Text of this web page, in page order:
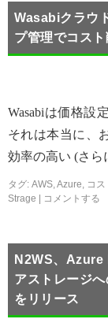
Wasabiクラウ
プ管理でコスト
Wasabiは価格設
それは本当に、
効率の高い (さ
タグ: AWS,Azure, コ
Strage
コメントする
N2WS、Azure
アストレージ
をリリース